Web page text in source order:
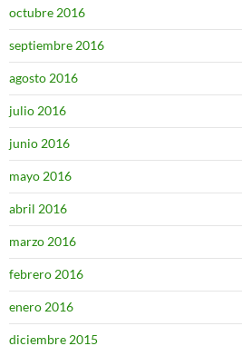
octubre 2016
septiembre 2016
agosto 2016
julio 2016
junio 2016
mayo 2016
abril 2016
marzo 2016
febrero 2016
enero 2016
diciembre 2015